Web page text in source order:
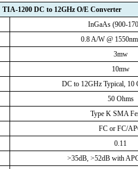
TIA-1200 DC to 12GHz O/E Converter
InGaAs (900-
0.8 A/W @
3mw
10mw
DC to 12GHz Typical, 10
50 Ohms
Type K SMA
FC or FC/
0.11
>35dB, >52dB with